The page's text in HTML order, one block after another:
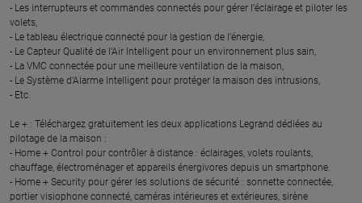
- Les interrupteurs et commandes connectés pour gérer l’éclairage et piloter les
volets,
- Le tableau électrique connecté pour la gestion de l’énergie,
- Le Capteur Qualité de l’Air Intelligent pour un environnement plus sain,
- La VMC connectée pour une meilleure ventilation de la maison,
- Le Système d’Alarme Intelligent pour protéger la maison des intrusions,
- Etc.
Le + : Téléchargez gratuitement les deux applications Legrand dédiées au
pilotage de la maison :
- Home + Control pour contrôler à distance : éclairages, volets roulants,
chauffage, électroménager et appareils énergivores depuis un smartphone.
- Home + Security pour gérer les solutions de sécurité : sonnette connectée,
portier visiophone connecté, caméras intérieures et extérieures, sirène